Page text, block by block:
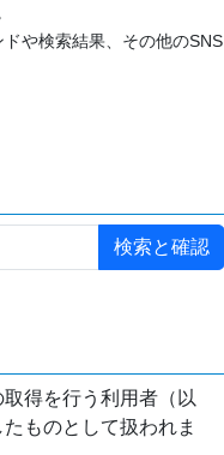
や検索結果、その他のSNS
得を行う利用者（以
ものとして扱われま